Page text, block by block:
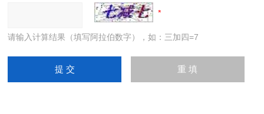
请输入计算结果（填写阿拉伯数字），如：三加四=7